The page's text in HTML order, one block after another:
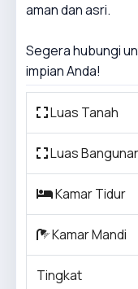
aman dan asri.
Segera hubungi
impian Anda!
Luas Tanah
Luas
Kamar Tidur
Kamar Mandi
Tingkat